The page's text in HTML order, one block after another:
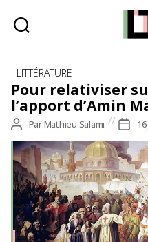
Catégories
LITTÉRATURE
Pour relativiser
l’apport d’Amin
Auteur
de
l’article
ParMathieu Salami
Date
de